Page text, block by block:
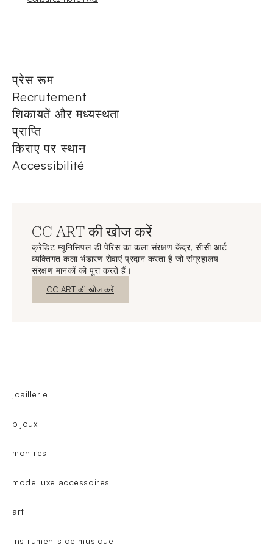
प्रेस रूम
Recrutement
शिकायतें और मध्यस्थता
प्राप्ति
किराए पर स्थान
Accessibilité
CC ART की खोज करें
क्रेडिट म्यूनिसिपल डी पेरिस का कला संरक्षण केंद्र, सीसी आर्ट
व्यक्तिगत कला भंडारण सेवाएं प्रदान करता है जो संग्रहालय
संरक्षण मानकों को पूरा करते हैं।
नई विंडो
CC ART की खोज करें
joaillerie
bijoux
montres
mode luxe accessoires
art
instruments de musique